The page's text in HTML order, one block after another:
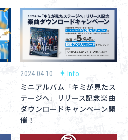
Goods
About
Chronicle
Special
2024.04.10 Info
ミニアルバム「キミが見たス
テージへ」リリース記念楽曲
ダウンロードキャンペーン開
催！